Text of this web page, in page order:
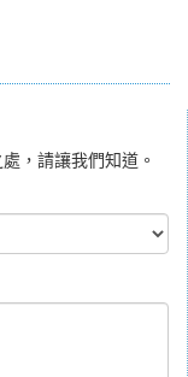
，請讓我們知道。